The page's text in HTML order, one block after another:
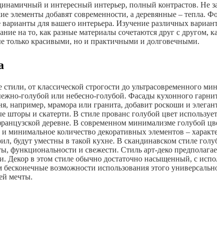
и интересный интерьер, полный контрастов. Не
добавят современности, а деревянные – тепла.
для вашего интерьера. Изучение различных
на то, как разные материалы сочетаются друг с другом,
только красивыми, но и практичными и долговечными.
от классической строгости до ультрасовременного
голубой или небесно-голубой. Фасады кухонного
например, мрамора или гранита, добавит роскоши и
и скатерти. В стиле прованс голубой цвет
деревне. В современном минимализме голубой
количество декоративных элементов –
уместны в такой кухне. В скандинавском стиле
функциональности и свежести. Стиль арт-деко
в этом стиле обычно достаточно насыщенный, с
возможности использования этого
мечты.